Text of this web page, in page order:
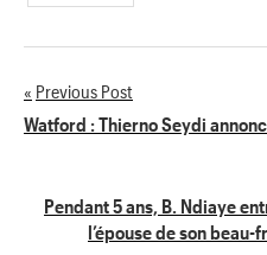
Navigation
l’article
Previous Post
Watford : Thierno Seydi
Pendant 5 ans, B. Ndiaye
l’épouse de son